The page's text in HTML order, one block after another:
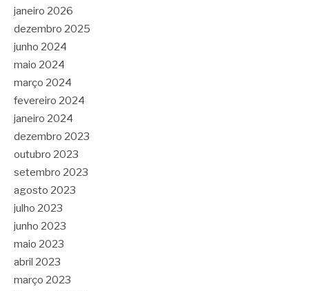
janeiro 2026
dezembro 2025
junho 2024
maio 2024
março 2024
fevereiro 2024
janeiro 2024
dezembro 2023
outubro 2023
setembro 2023
agosto 2023
julho 2023
junho 2023
maio 2023
abril 2023
março 2023